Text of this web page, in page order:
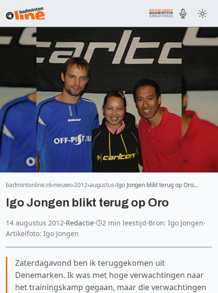
badmintonline.nl nieuws 2012 augustus Igo Jongen blikt terug op Oro…
Igo Jongen blikt terug op Oro
14 augustus 2012·Redactie· 2 min leestijd·Bron: Igo Jongen·
Artikelfoto: Igo Jongen
Zaterdagavond ben ik teruggekomen uit
Denemarken. Ik was met hoge verwachtingen naar
het trainingskamp gegaan, maar die verwachtingen